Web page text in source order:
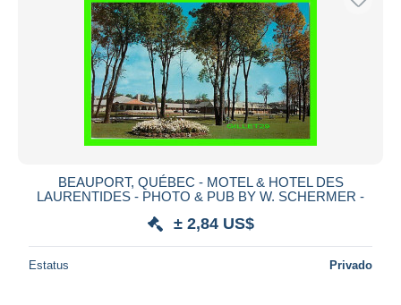
BEAUPORT, QUÉBEC - MOTEL & HOTEL DES
LAURENTIDES - PHOTO & PUB BY W. SCHERMER -
± 2,84 US$
Estatus Privado